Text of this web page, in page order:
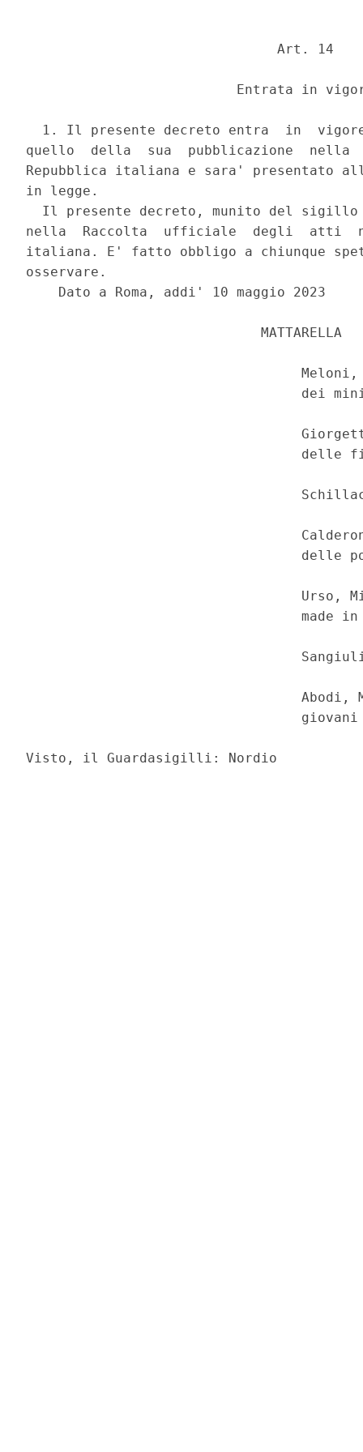
                               Art. 14
Entrata in
1. Il presente decreto entra  in
quello  della  sua  pubblicazione
Repubblica italiana e sara' presentato
in legge.
Il presente decreto, munito del
nella  Raccolta  ufficiale  degli  atti
italiana. E' fatto obbligo a chiunque
osservare.
    Dato a Roma, addi' 10 maggio 2023
                             MATTARELLA
dei
delle
delle
Urso,
made
Abodi,